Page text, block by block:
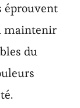
éprouvent
maintenir
du